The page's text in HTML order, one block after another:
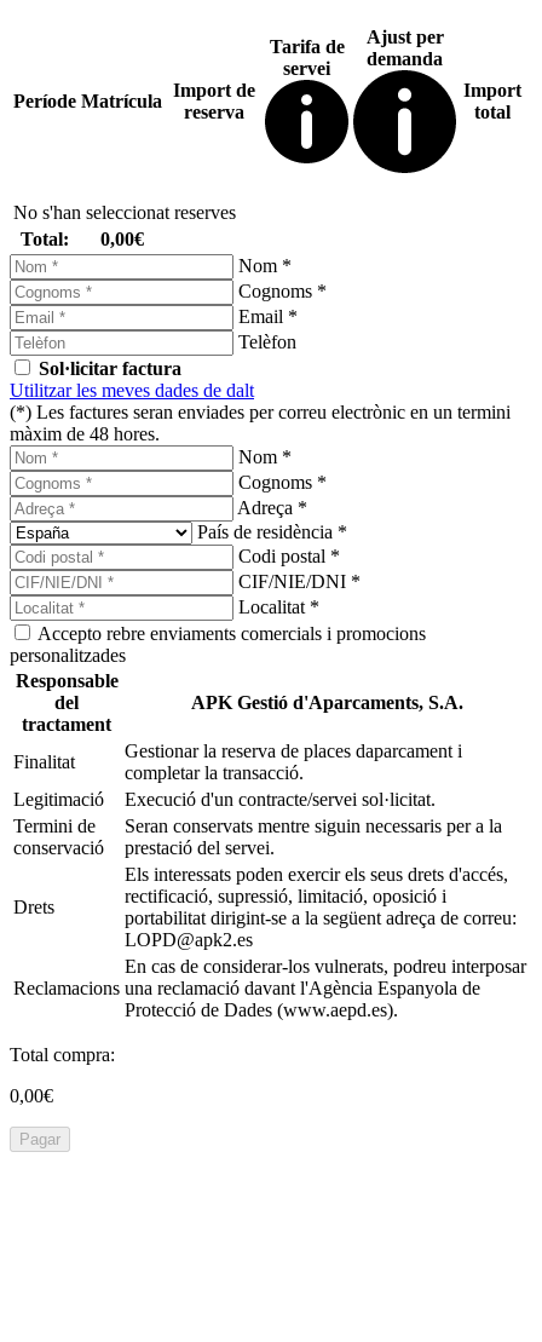
Període Matrícula
Import de
reserva
Tarifa de
servei
Ajust per
demanda
Import
total
No s'han seleccionat reserves
Total:
0,00€
Nom *
Cognoms *
Email *
Telèfon
Sol·licitar factura
Utilitzar les meves dades de dalt
(*) Les factures seran enviades per correu electrònic en un termini
màxim de 48 hores.
Nom *
Cognoms *
Adreça *
País de residència *
Codi postal *
CIF/NIE/DNI *
Localitat *
Accepto rebre enviaments comercials i promocions
personalitzades
Responsable
del
tractament
APK Gestió d'Aparcaments, S.A.
Finalitat
Gestionar la reserva de places daparcament i
completar la transacció.
Legitimació
Execució d'un contracte/servei sol·licitat.
Termini de
conservació
Seran conservats mentre siguin necessaris per a la
prestació del servei.
Drets
Els interessats poden exercir els seus drets d'accés,
rectificació, supressió, limitació, oposició i
portabilitat dirigint-se a la següent adreça de correu:
LOPD@apk2.es
Reclamacions
En cas de considerar-los vulnerats, podreu interposar
una reclamació davant l'Agència Espanyola de
Protecció de Dades (www.aepd.es).
Total compra:
0,00€
Pagar